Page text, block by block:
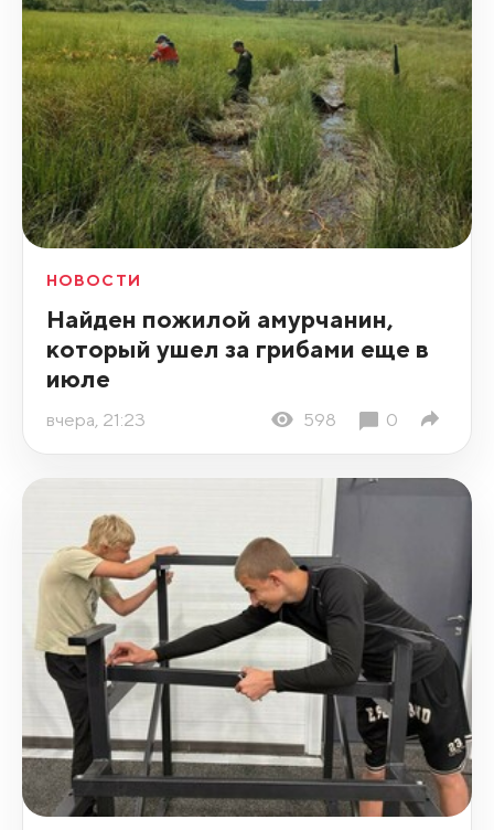
НОВОСТИ
Найден пожилой амурчанин,
который ушел за грибами еще в
июле
вчера, 21:23 598 0